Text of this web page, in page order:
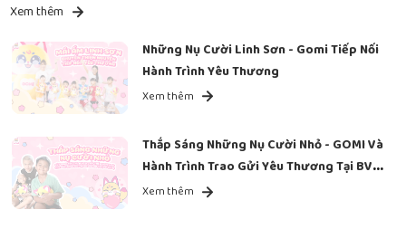
Xem thêm
Những Nụ Cười Linh Sơn - Gomi Tiếp Nối
Hành Trình Yêu Thương
Xem thêm
Thắp Sáng Những Nụ Cười Nhỏ - GOMI Và
Hành Trình Trao Gửi Yêu Thương Tại BV
Ung Bướu
Xem thêm